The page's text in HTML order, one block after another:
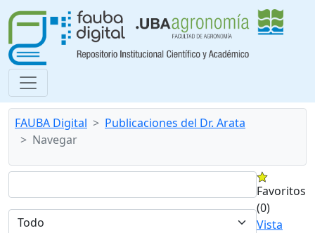
FAUBA Digital
Publicaciones del Dr. Arata
Navegar
Favoritos
(0)
Vista